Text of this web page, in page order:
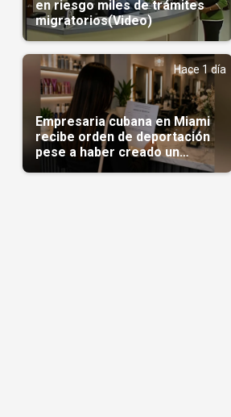
en riesgo miles de trámites
migratorios(Video)
Hace 1 día
Empresaria cubana en Miami
recibe orden de deportación
pese a haber creado un